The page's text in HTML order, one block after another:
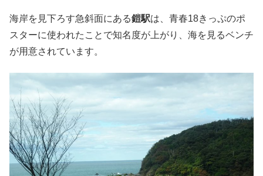
海岸を見下ろす急斜面にある鎧駅は、青春18きっぷのポ
スターに使われたことで知名度が上がり、海を見るベンチ
が用意されています。